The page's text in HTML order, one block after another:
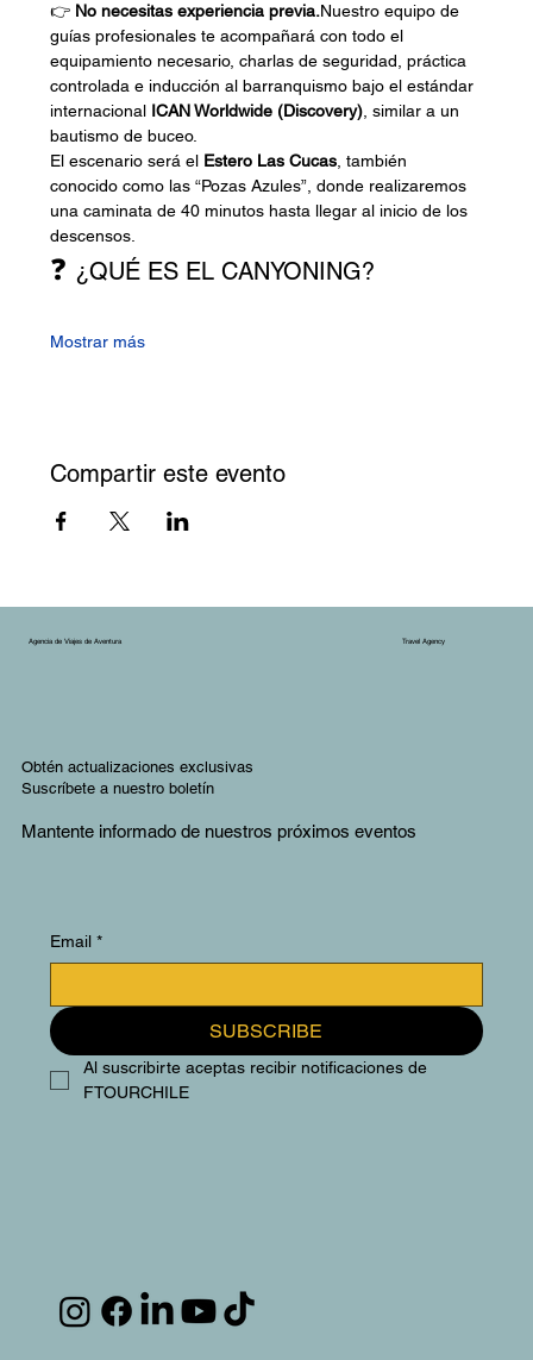
👉 No necesitas experiencia previa.Nuestro equipo de
guías profesionales te acompañará con todo el
equipamiento necesario, charlas de seguridad, práctica
controlada e inducción al barranquismo bajo el estándar
internacional ICAN Worldwide (Discovery) , similar a un
bautismo de buceo.
El escenario será el Estero Las Cucas , también
conocido como las “Pozas Azules”, donde realizaremos
una caminata de 40 minutos hasta llegar al inicio de los
descensos.
❓ ¿QUÉ ES EL CANYONING?
Mostrar más
Compartir este evento
Agencia de Viajes de Aventura Travel Agency
Obtén actualizaciones exclusivas
Suscríbete a nuestro boletín
Mantente informado de nuestros próximos eventos
Email *
SUBSCRIBE
Al suscribirte aceptas recibir notificaciones de
FTOURCHILE